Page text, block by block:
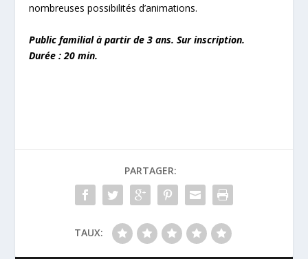
nombreuses possibilités d’animations.
Public familial à partir de 3 ans. Sur inscription.
Durée : 20 min.
PARTAGER:
TAUX: